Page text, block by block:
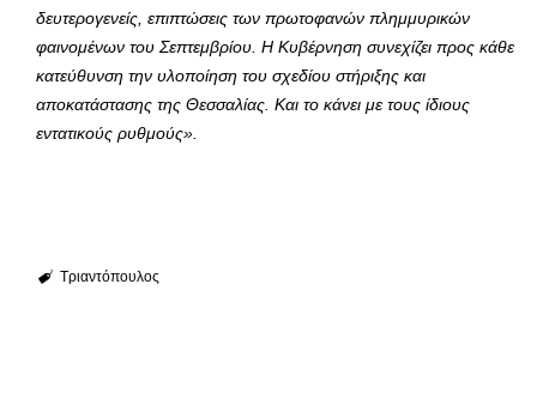
δευτερογενείς, επιπτώσεις των πρωτοφανών πλημμυρικών
φαινομένων του Σεπτεμβρίου. Η Κυβέρνηση συνεχίζει προς κάθε
κατεύθυνση την υλοποίηση του σχεδίου στήριξης και
αποκατάστασης της Θεσσαλίας. Και το κάνει με τους ίδιους
εντατικούς ρυθμούς».
Τριαντόπουλος